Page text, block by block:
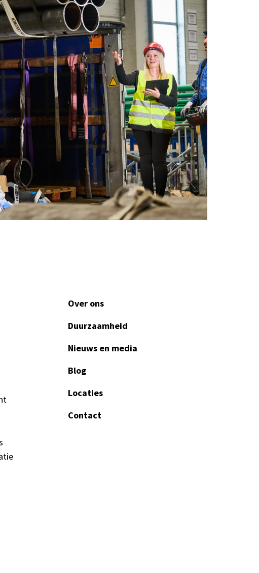
Over ons
Duurzaamheid
Nieuws en media
Blog
Locaties
Contact